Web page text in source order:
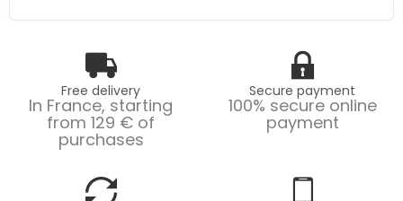
Free delivery
In France, starting
from 129 € of
purchases
Secure payment
100% secure online
payment